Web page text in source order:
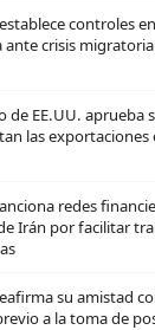
controles
ante crisis
de EE.UU. aprueba
las exportaciones
redes
Irán por facilitar
su amistad
a la toma de